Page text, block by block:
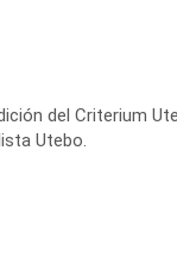
del Criterium
Utebo.